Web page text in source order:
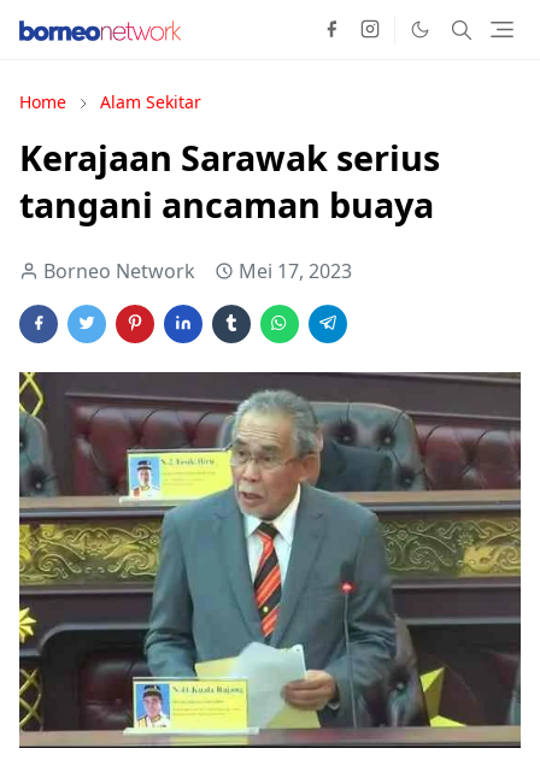
Home Alam Sekitar
Kerajaan Sarawak serius
tangani ancaman buaya
Borneo Network Mei 17, 2023